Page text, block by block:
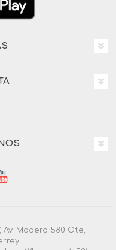
Av. Madero 580 Ote,